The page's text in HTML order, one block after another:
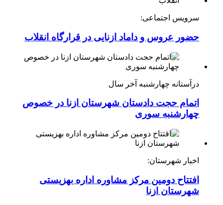
سرویس اجتماعی:
حضور عروس و داماد ازنایی در قرارگاه انقلاب
درآستانه چهارشنبه آخر سال
اتمام حجت دادستان شهرستان ازنا در خصوص
چهارشنبه ‌سوری
اخبار شهرستان:
افتتاح دومین مرکز مشاوره اداره بهزیستی
شهرستان ازنا